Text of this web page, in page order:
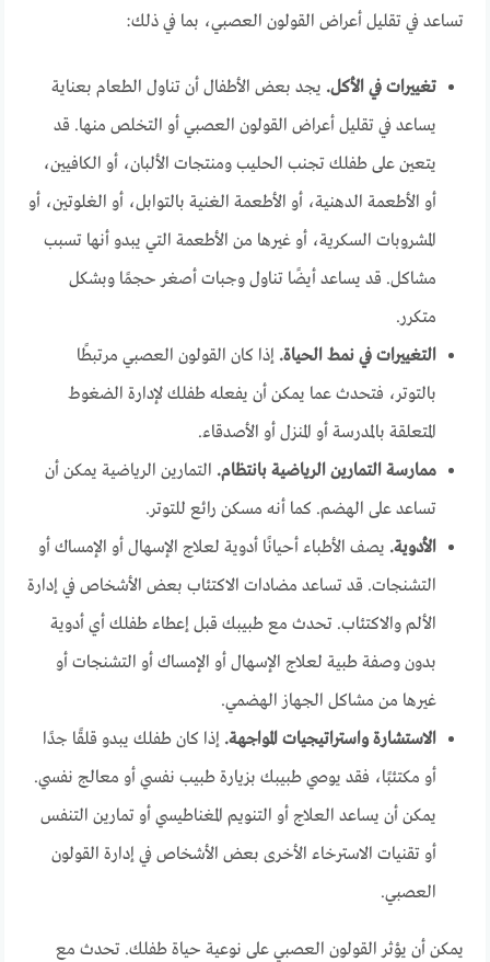
تساعد في تقليل أعراض القولون العصبي، بما في ذلك:
تغييرات في الأكل. يجد بعض الأطفال أن تناول الطعام بعناية
يساعد في تقليل أعراض القولون العصبي أو التخلص منها. قد
يتعين على طفلك تجنب الحليب ومنتجات الألبان، أو الكافيين،
أو الأطعمة الدهنية، أو الأطعمة الغنية بالتوابل، أو الغلوتين، أو
المشروبات السكرية، أو غيرها من الأطعمة التي يبدو أنها تسبب
مشاكل. قد يساعد أيضًا تناول وجبات أصغر حجمًا وبشكل
متكرر.
التغييرات في نمط الحياة. إذا كان القولون العصبي مرتبطًا
بالتوتر، فتحدث عما يمكن أن يفعله طفلك لإدارة الضغوط
المتعلقة بالمدرسة أو المنزل أو الأصدقاء.
ممارسة التمارين الرياضية بانتظام. التمارين الرياضية يمكن أن
تساعد على الهضم. كما أنه مسكن رائع للتوتر.
الأدوية. يصف الأطباء أحيانًا أدوية لعلاج الإسهال أو الإمساك أو
التشنجات. قد تساعد مضادات الاكتئاب بعض الأشخاص في إدارة
الألم والاكتئاب. تحدث مع طبيبك قبل إعطاء طفلك أي أدوية
بدون وصفة طبية لعلاج الإسهال أو الإمساك أو التشنجات أو
غيرها من مشاكل الجهاز الهضمي.
الاستشارة واستراتيجيات المواجهة. إذا كان طفلك يبدو قلقًا جدًا
أو مكتئبًا، فقد يوصي طبيبك بزيارة طبيب نفسي أو معالج نفسي.
يمكن أن يساعد العلاج أو التنويم المغناطيسي أو تمارين التنفس
أو تقنيات الاسترخاء الأخرى بعض الأشخاص في إدارة القولون
العصبي.
يمكن أن يؤثر القولون العصبي على نوعية حياة طفلك. تحدث مع